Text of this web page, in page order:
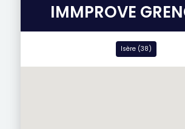
IMMPROVE
Isère (38)